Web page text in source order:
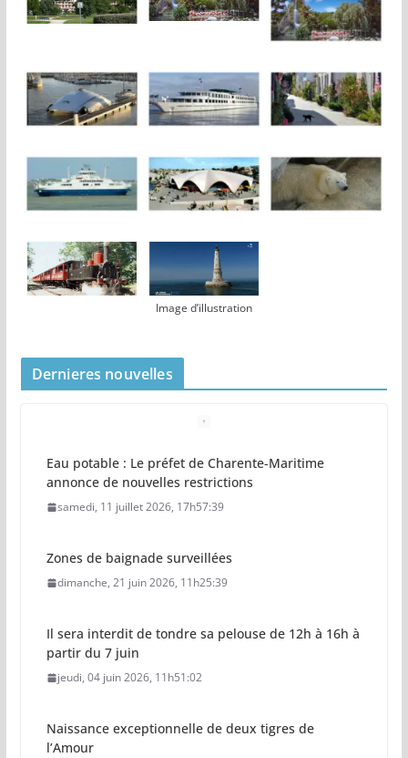
Image d’illustration
Dernieres nouvelles
Eau potable : Le préfet de Charente-Maritime
annonce de nouvelles restrictions
samedi, 11 juillet 2026, 17h57:39
Zones de baignade surveillées
dimanche, 21 juin 2026, 11h25:39
Il sera interdit de tondre sa pelouse de 12h à 16h à
partir du 7 juin
jeudi, 04 juin 2026, 11h51:02
Naissance exceptionnelle de deux tigres de
l’Amour